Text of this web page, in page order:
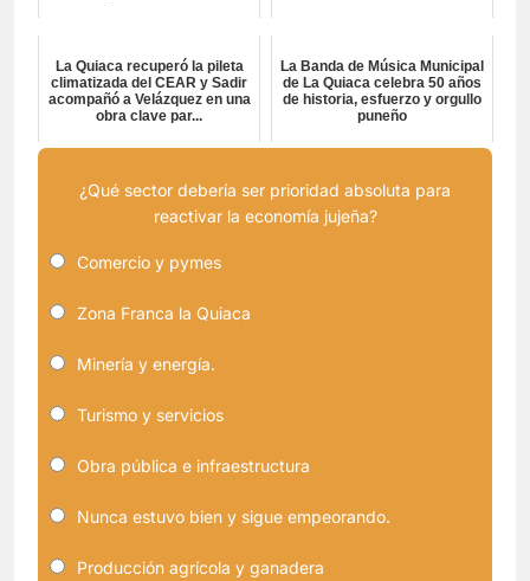
La Quiaca recuperó la pileta
climatizada del CEAR y Sadir
acompañó a Velázquez en una
obra clave par...
La Banda de Música Municipal
de La Quiaca celebra 50 años
de historia, esfuerzo y orgullo
puneño
¿Qué sector debería ser prioridad absoluta para
reactivar la economía jujeña?
Comercio y pymes
Zona Franca la Quiaca
Minería y energía.
Turismo y servicios
Obra pública e infraestructura
Nunca estuvo bien y sigue empeorando.
Producción agrícola y ganadera